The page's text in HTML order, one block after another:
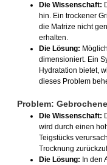
Die Wissenschaft:
hin. Ein trockener
die Matrize nicht
erhalten.
Die Lösung:
dimensioniert. Ein
Hydratation bietet,
dieses Problem
Problem:
Die Wissenschaft:
wird durch einen
Teigstücks
Trocknung
Die Lösung: In den